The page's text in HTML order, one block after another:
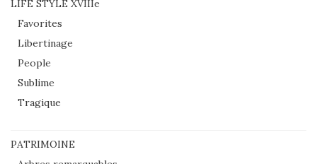
LIFE STYLE XVIIIe
Favorites
Libertinage
People
Sublime
Tragique
PATRIMOINE